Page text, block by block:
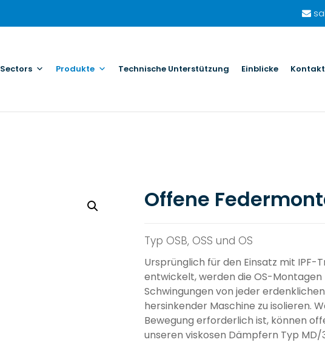
Sectors Produkte Technische Unterstützung Einblicke Kontakt
Offene
Typ OSB, OSS und OS
Ursprünglich für den Einsatz mit IPF-
entwickelt, werden die OS-
Schwingungen von jeder
hersinkender Maschine zu isolieren.
Bewegung erforderlich ist, können
unseren viskosen Dämpfern Typ